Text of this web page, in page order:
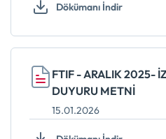
Dökümanı İndir
FTIF - ARALIK 2025-
DUYURU METNİ
15.01.2026